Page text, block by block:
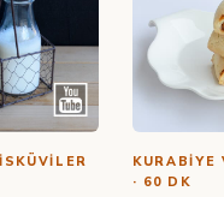
· YOUTUBE
Tarifi
KURABIYE
· 60 DK